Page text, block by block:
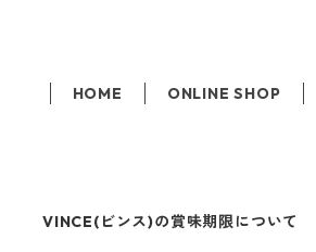
HOME ONLINE SHOP
VINCE(ビンス)の賞味期限について